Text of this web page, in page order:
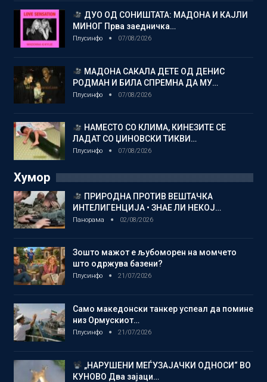
ДУО ОД СОНИШТАТА: МАДОНА И КАЈЛИ
МИНОГ Прва заедничка…
Плусинфо 07/08/2026
МАДОНА САКАЛА ДЕТЕ ОД ДЕНИС
РОДМАН И БИЛА СПРЕМНА ДА МУ…
Плусинфо 07/08/2026
НАМЕСТО СО КЛИМА, КИНЕЗИТЕ СЕ
ЛАДАТ СО ЏИНОВСКИ ТИКВИ…
Плусинфо 07/08/2026
Хумор
ПРИРОДНА ПРОТИВ ВЕШТАЧКА
ИНТЕЛИГЕНЦИЈА • ЗНАЕ ЛИ НЕКОЈ…
Панорама 02/08/2026
Зошто мажот е љубоморен на момчето
што одржува базени?
Плусинфо 21/07/2026
Само македонски танкер успеал да помине
низ Ормускиот…
Плусинфо 21/07/2026
„НАРУШЕНИ МЕЃУЗАЈАЧКИ ОДНОСИ“ ВО
КУНОВО Два зајаци…